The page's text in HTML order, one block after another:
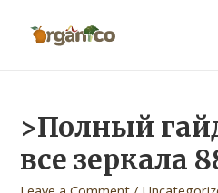
>Полный
все зеркала